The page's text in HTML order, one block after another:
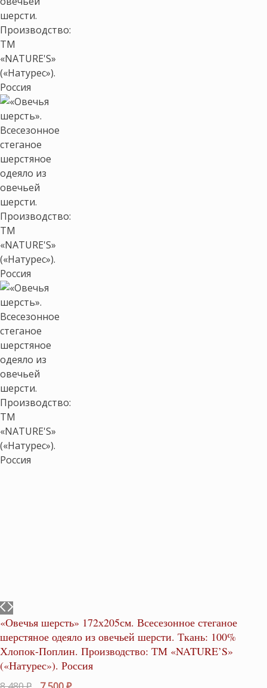
«Овечья шерсть» 172х205см. Всесезонное стеганое
шерстяное одеяло из овечьей шерсти. Ткань: 100%
Хлопок-Поплин. Производство: ТМ «NATURE’S»
(«Натурес»). Россия